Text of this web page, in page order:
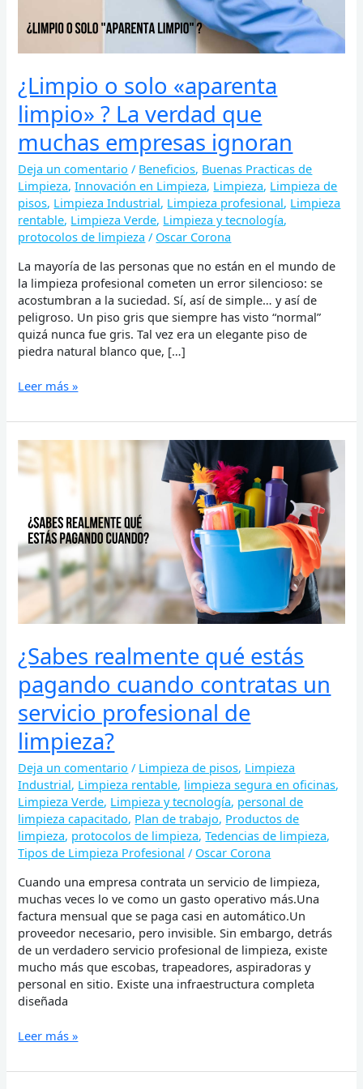
¿Limpio o solo «aparenta
limpio» ? La verdad que
muchas empresas ignoran
Deja un comentario / Beneficios, Buenas Practicas de
Limpieza,Innovación en Limpieza, Limpieza, Limpieza de
pisos, Limpieza Industrial, Limpieza profesional, Limpieza
rentable, Limpieza Verde, Limpieza y tecnología,
protocolos de limpieza / Oscar Corona
La mayoría de las personas que no están en el mundo de
la limpieza profesional cometen un error silencioso: se
acostumbran a la suciedad. Sí, así de simple… y así de
peligroso. Un piso gris que siempre has visto “normal”
quizá nunca fue gris. Tal vez era un elegante piso de
piedra natural blanco que, […]
muchas
Leer más »
¿Sabes realmente qué estás
pagando cuando contratas un
servicio profesional de
limpieza?
Deja un comentario / Limpieza de pisos, Limpieza
Industrial, Limpieza rentable, limpieza segura en oficinas,
Limpieza Verde, Limpieza y tecnología, personal de
limpieza capacitado, Plan de trabajo, Productos de
limpieza, protocolos de limpieza,Tedencias de limpieza,
Tipos de Limpieza Profesional / Oscar Corona
Cuando una empresa contrata un servicio de limpieza,
muchas veces lo ve como un gasto operativo más.Una
factura mensual que se paga casi en automático.Un
proveedor necesario, pero invisible. Sin embargo, detrás
de un verdadero servicio profesional de limpieza, existe
mucho más que escobas, trapeadores, aspiradoras y
personal en sitio. Existe una infraestructura completa
diseñada
¿Sabes
realmente
pagando
cuando
contratas
servicio
profesional
de
Leer más »